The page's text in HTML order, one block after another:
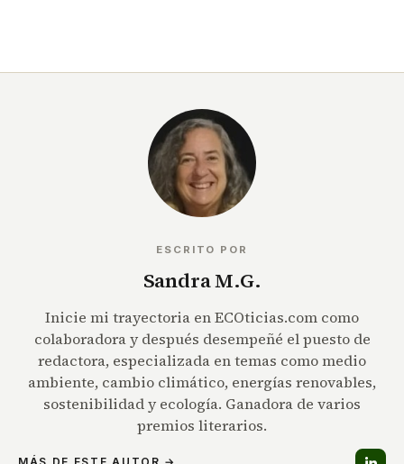
ESCRITO POR
Sandra M.G.
Inicie mi trayectoria en ECOticias.com como
colaboradora y después desempeñé el puesto de
redactora, especializada en temas como medio
ambiente, cambio climático, energías renovables,
sostenibilidad y ecología. Ganadora de varios
premios literarios.